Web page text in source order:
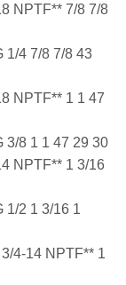
NPTF** 7/8 7/8
1/4 7/8 7/8 43
NPTF** 1 1 47
3/8 1 1 47 29 30
NPTF** 1 3/16
1/2 1 3/16 1
4-14 NPTF** 1